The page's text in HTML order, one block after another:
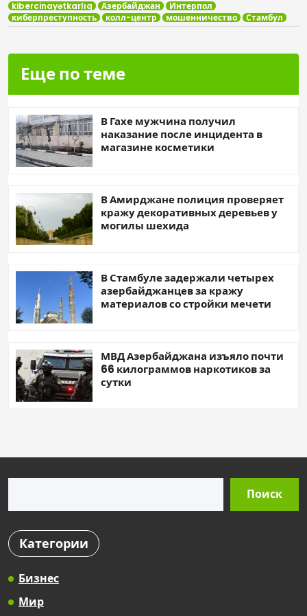
kibercinayətkarlıq Азербайджан
Интерпол
киберпреступность
колл-центр мошенничество Стамбул
Еще по теме
В Гахе мужчина получил
наказание после инцидента в
магазине косметики
В Амирджане полиция проверяет
кражу декоративных деревьев у
могилы шехида
В Стамбуле задержали четырех
азербайджанцев за кражу
материалов со стройки мечети
МВД Азербайджана изъяло почти
66 килограммов наркотиков за
сутки
Поиск
Категории
Бизнес
Мир